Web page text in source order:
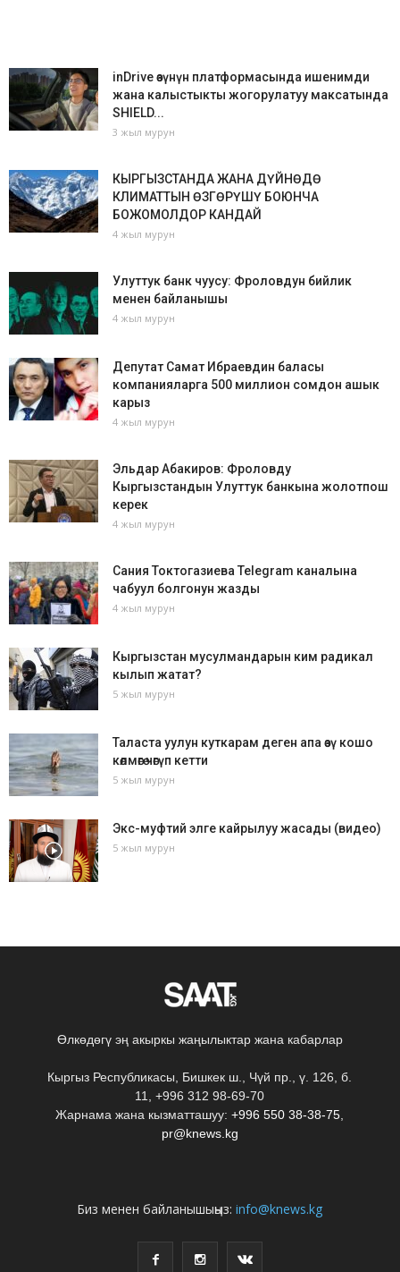
inDrive өзүнүн платформасында ишенимди
жана калыстыкты жогорулатуу максатында
SHIELD...
3 жыл мурун
КЫРГЫЗСТАНДА ЖАНА ДҮЙНӨДӨ
КЛИМАТТЫН ӨЗГӨРҮШҮ БОЮНЧА
БОЖОМОЛДОР КАНДАЙ
4 жыл мурун
Улуттук банк чуусу: Фроловдун бийлик
менен байланышы
4 жыл мурун
Депутат Самат Ибраевдин баласы
компанияларга 500 миллион сомдон ашык
карыз
4 жыл мурун
Эльдар Абакиров: Фроловду
Кыргызстандын Улуттук банкына жолотпош
керек
4 жыл мурун
Сания Токтогазиева Telegram каналына
чабуул болгонун жазды
4 жыл мурун
Кыргызстан мусулмандарын ким радикал
кылып жатат?
5 жыл мурун
Таласта уулун куткарам деген апа өзү кошо
көлмөгө чөгүп кетти
5 жыл мурун
Экс-муфтий элге кайрылуу жасады (видео)
5 жыл мурун
Өлкөдөгү эң акыркы жаңылыктар жана кабарлар
Кыргыз Республикасы, Бишкек ш., Чүй пр., ү. 126, б.
11, +996 312 98-69-70
Жарнама жана кызматташуу:+996 550 38-38-75,
pr@knews.kg
Биз менен байланышыңыз:info@knews.kg